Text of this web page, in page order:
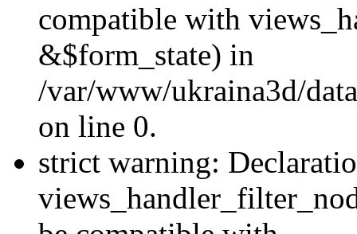
compatible with
&$form_state) in
/var/www/ukraina3d/
on line 0.
strict warning: